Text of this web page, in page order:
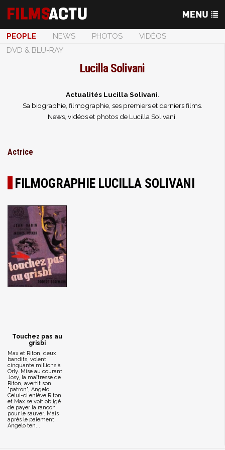
PEOPLE NEWS PHOTOS
VIDÉOS
DVD & BLU-RAY
Lucilla Solivani
Actualités Lucilla Solivani
Sa biographie, filmographie, ses premiers et derniers films.
News, vidéos et photos de Lucilla Solivani.
Actrice
FILMOGRAPHIE LUCILLA SOLIVANI
Touchez pas au
grisbi
Max et Riton, deux
bandits, volent
cinquante millions à
Orly. Mise au courant
Josy, la maîtresse de
Riton, avertit son
"patron", Angelo.
Celui-ci enlève Riton
et Max se voit obligé
de payer la rançon
pour le sauver. Mais
après le paiement,
Angelo ten...